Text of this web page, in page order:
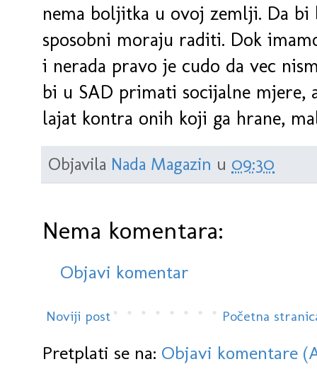
nema boljitka u ovoj zemlji. Da
sposobni moraju raditi. Dok
i nerada pravo je cudo da vec
bi u SAD primati socijalne mjere,
lajat kontra onih koji ga hrane,
Objavila Nada Magazin u 09:30
Nema komentara:
Objavi komentar
Noviji post Početna
Pretplati se na: Objavi komentare